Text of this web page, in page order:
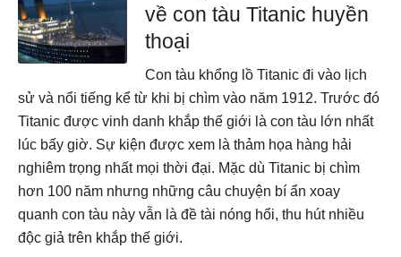
về con tàu Titanic huyền
thoại
Con tàu khổng lồ Titanic đi vào lịch
sử và nổi tiếng kể từ khi bị chìm vào năm 1912. Trước đó
Titanic được vinh danh khắp thế giới là con tàu lớn nhất
lúc bấy giờ. Sự kiện được xem là thảm họa hàng hải
nghiêm trọng nhất mọi thời đại. Mặc dù Titanic bị chìm
hơn 100 năm nhưng những câu chuyện bí ẩn xoay
quanh con tàu này vẫn là đề tài nóng hổi, thu hút nhiều
độc giả trên khắp thế giới.